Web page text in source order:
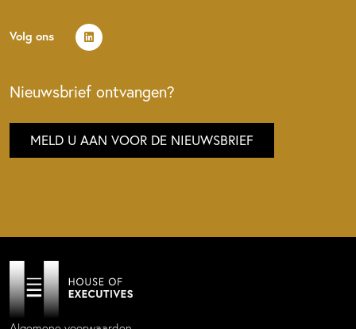
Volg ons
Nieuwsbrief ontvangen?
MELD U AAN VOOR DE NIEUWSBRIEF